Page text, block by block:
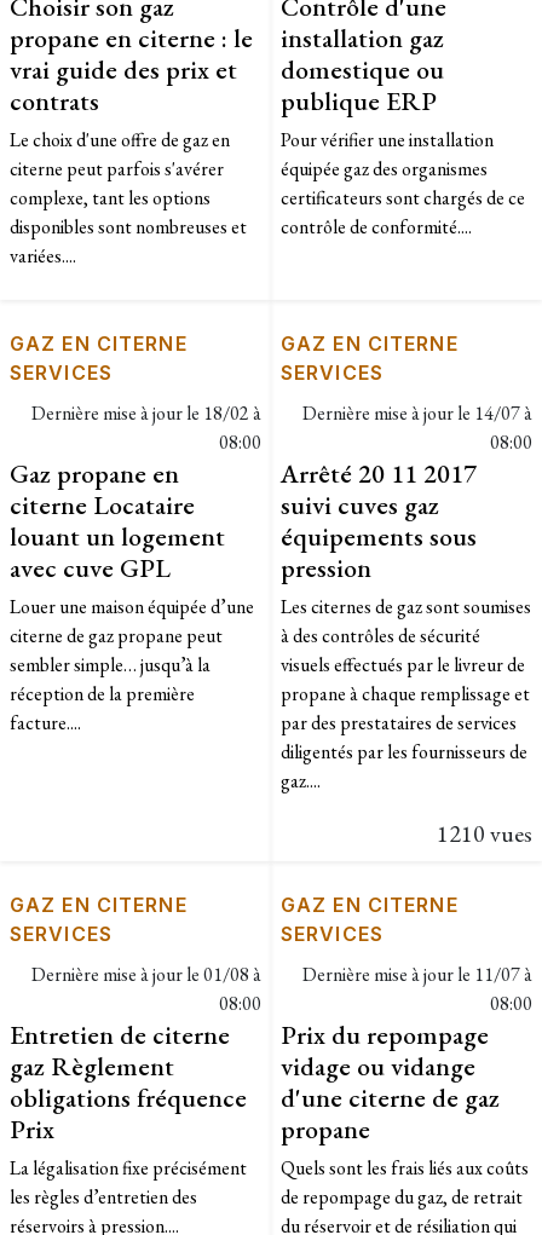
propane en citerne : le
vrai guide des prix et
contrats
Le choix d'une offre de gaz en
citerne peut parfois s'avérer
complexe, tant les options
disponibles sont nombreuses et
variées....
installation gaz
domestique ou
publique ERP
Pour vérifier une installation
équipée gaz des organismes
certificateurs sont chargés de ce
contrôle de conformité....
GAZ EN CITERNE
SERVICES
Dernière mise à jour le 18/02 à
08:00
Gaz propane en
citerne Locataire
louant un logement
avec cuve GPL
Louer une maison équipée d’une
citerne de gaz propane peut
sembler simple… jusqu’à la
réception de la première
facture....
GAZ EN CITERNE
SERVICES
Dernière mise à jour le 14/07 à
08:00
Arrêté 20 11 2017
suivi cuves gaz
équipements sous
pression
Les citernes de gaz sont soumises
à des contrôles de sécurité
visuels effectués par le livreur de
propane à chaque remplissage et
par des prestataires de services
diligentés par les fournisseurs de
gaz....
1210 vues
GAZ EN CITERNE
SERVICES
Dernière mise à jour le01/08 à
08:00
Entretien de citerne
gaz Règlement
obligations fréquence
Prix
La légalisation fixe précisément
les règles d’entretien des
réservoirs à pression....
GAZ EN CITERNE
SERVICES
Dernière mise à jour le 11/07 à
08:00
Prix du repompage
vidage ou vidange
d'une citerne de gaz
propane
Quels sont les frais liés aux coûts
de repompage du gaz, de retrait
du réservoir et de résiliation qui